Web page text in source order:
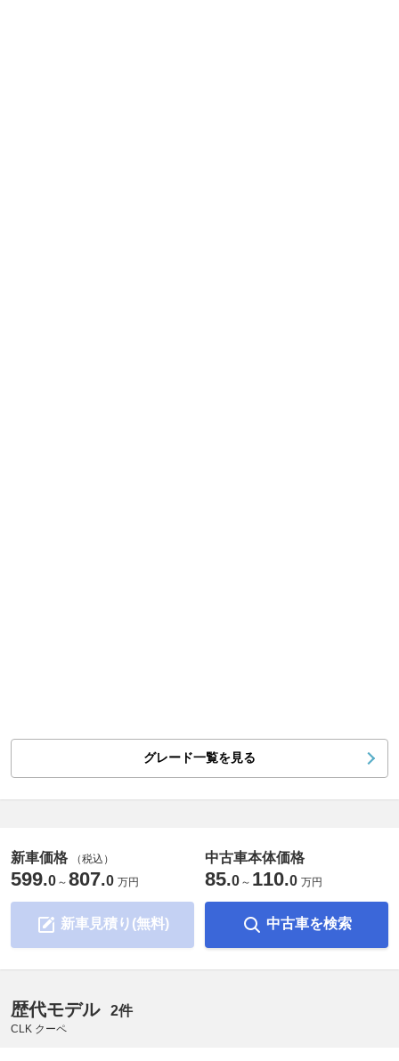
グレード一覧を見る
新車価格 （税込）
599.0 ～ 807.0 万円
新車見積り(無料)
中古車本体価格
85.0 ～ 110.0 万円
中古車を検索
歴代モデル 2件
CLK クーペ